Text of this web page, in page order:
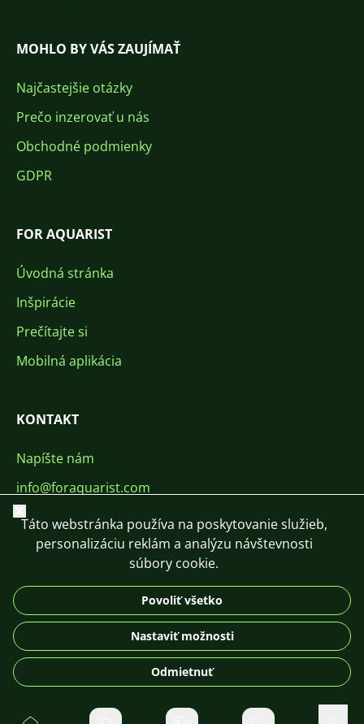
MOHLO BY VÁS ZAUJÍMAŤ
Najčastejšie otázky
Prečo inzerovať u nás
Obchodné podmienky
GDPR
FOR AQUARIST
Úvodná stránka
Inšpirácie
Prečítajte si
Mobilná aplikácia
KONTAKT
Napíšte nám
info@foraquarist.com
+420 603 449 602
DE
© 2026 For Aquarist
Zavrieť
Táto webstránka používa na poskytovanie služieb,
personalizáciu reklám a analýzu návštevnosti
súbory cookie.
Povoliť všetko
Nastaviť možnosti
Odmietnuť